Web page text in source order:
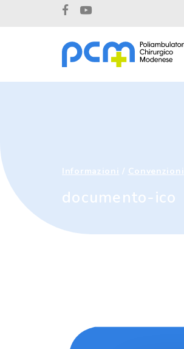
Informazioni / Convenzioni
documento-ico